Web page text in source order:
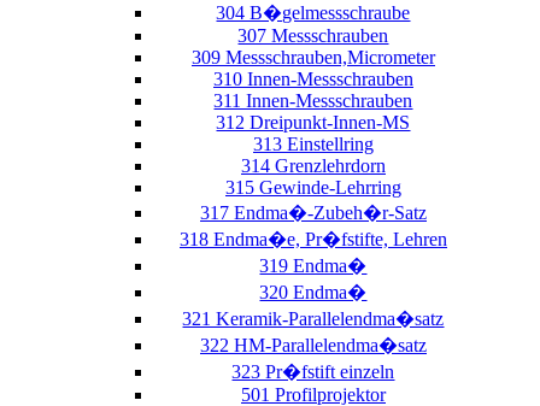
304 B�gelmessschraube
307 Messschrauben
309 Messschrauben,Micrometer
310 Innen-Messschrauben
311 Innen-Messschrauben
312 Dreipunkt-Innen-MS
313 Einstellring
314 Grenzlehrdorn
315 Gewinde-Lehrring
317 Endma�-Zubeh�r-Satz
318 Endma�e, Pr�fstifte, Lehren
319 Endma�
320 Endma�
321 Keramik-Parallelendma�satz
322 HM-Parallelendma�satz
323 Pr�fstift einzeln
501 Profilprojektor